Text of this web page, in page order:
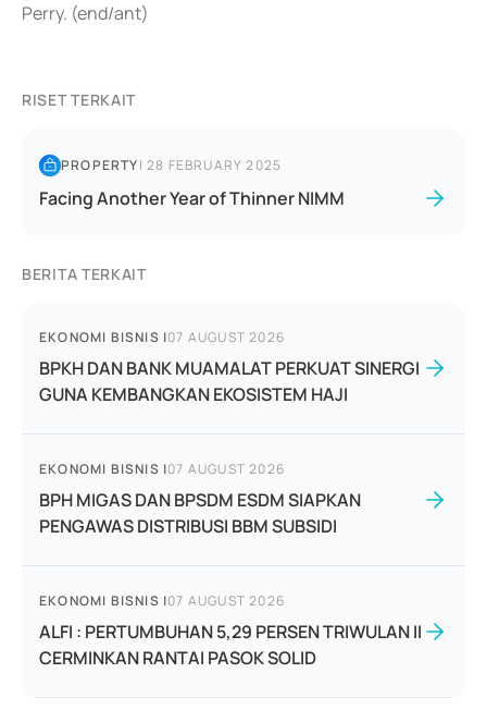
Perry. (end/ant)
RISET TERKAIT
PROPERTY|28 FEBRUARY 2025
Facing Another Year of Thinner NIMM
BERITA TERKAIT
EKONOMI BISNIS |07 AUGUST 2026
BPKH DAN BANK MUAMALAT PERKUAT SINERGI
GUNA KEMBANGKAN EKOSISTEM HAJI
EKONOMI BISNIS |07 AUGUST 2026
BPH MIGAS DAN BPSDM ESDM SIAPKAN
PENGAWAS DISTRIBUSI BBM SUBSIDI
EKONOMI BISNIS |07 AUGUST 2026
ALFI : PERTUMBUHAN 5,29 PERSEN TRIWULAN II
CERMINKAN RANTAI PASOK SOLID